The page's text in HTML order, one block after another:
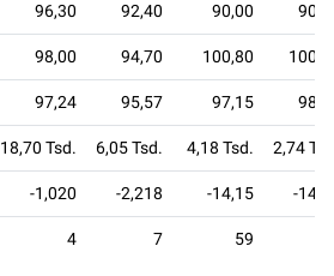
96,30 92,40 90,00
98,00 94,70 100,80
97,24 95,57 97,15
18,70 Tsd. 6,05 Tsd. 4,18 Tsd. 2,74
-1,020 -2,218 -14,15 -
4 7 59